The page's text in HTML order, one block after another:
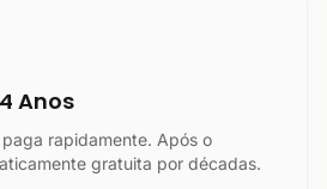
Anos
rapidamente. Após o
gratuita por décadas.